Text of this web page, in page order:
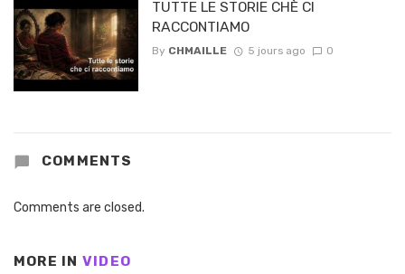
TUTTE LE STORIE CHÈ CI
RACCONTIAMO
By CHMAILLE 5 jours ago 0
COMMENTS
Comments are closed.
MORE IN VIDEO